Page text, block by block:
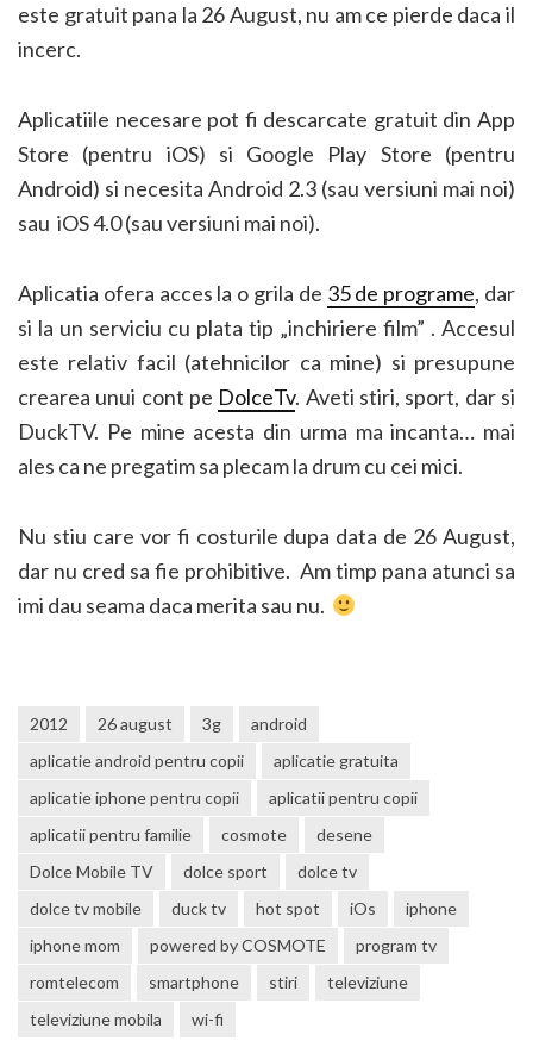
este gratuit pana la 26 August, nu am ce pierde daca il
incerc.
Aplicatiile necesare pot fi descarcate gratuit din App
Store (pentru iOS) si Google Play Store (pentru
Android) si necesita Android 2.3 (sau versiuni mai noi)
sau iOS 4.0 (sau versiuni mai noi).
Aplicatia ofera acces la o grila de 35 de programe, dar
si la un serviciu cu plata tip „inchiriere film” . Accesul
este relativ facil (atehnicilor ca mine) si presupune
crearea unui cont pe DolceTv. Aveti stiri, sport, dar si
DuckTV. Pe mine acesta din urma ma incanta… mai
ales ca ne pregatim sa plecam la drum cu cei mici.
Nu stiu care vor fi costurile dupa data de 26 August,
dar nu cred sa fie prohibitive. Am timp pana atunci sa
imi dau seama daca merita sau nu.
2012 26 august 3g
android
aplicatie android pentru copii
aplicatie gratuita
aplicatie iphone pentru copii
aplicatii pentru copii
aplicatii pentru familie
cosmote
desene
Dolce Mobile TV
dolce sport
dolce tv
dolce tv mobile
duck tv hot spot iOs
iphone
iphone mom
powered by COSMOTE
program tv
romtelecom
smartphone stiri
televiziune
televiziune mobila
wi-fi